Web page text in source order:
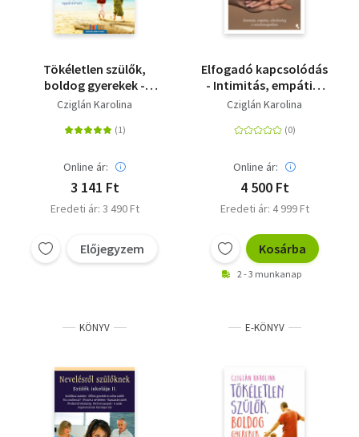
Tökéletlen szülők,
boldog gyerekek -
Ráhangolódás,
együttérzés
Cziglán Karolina
Online ár:
3 141 Ft
Eredeti ár: 3 490 Ft
Előjegyzem
Elfogadó kapcsolódás
- Intimitás, empátia,
sebezhetőség a
Cziglán Karolina
Online ár:
4 500 Ft
Eredeti ár: 4 999 Ft
Kosárba
2 - 3 munkanap
KÖNYV E-KÖNYV